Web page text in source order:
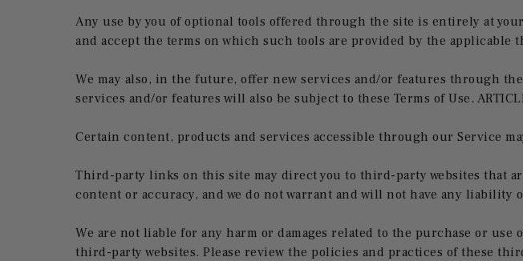
Any use by you of optional tools offered through the site is entirely at
and accept the terms on which such tools are provided by the
We may also, in the future, offer new services and/or features through
services and/or features will also be subject to these Terms of Use.
Certain content, products and services accessible through our Service
Third-party links on this site may direct you to third-party websites that
content or accuracy, and we do not warrant and will not have any
We are not liable for any harm or damages related to the purchase or
third-party websites. Please review the policies and practices of these